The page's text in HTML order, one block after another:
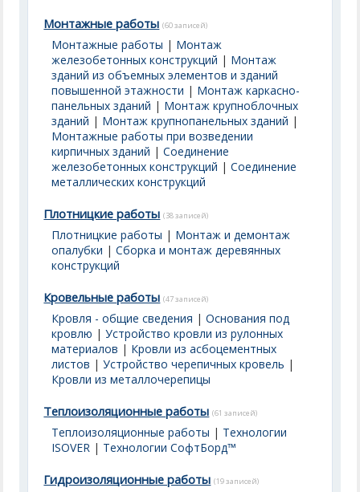
Монтажные работы (60 записей)
Монтажные работы | Монтаж
железобетонных конструкций | Монтаж
зданий из объемных элементов и зданий
повышенной этажности | Монтаж каркасно-
панельных зданий | Монтаж крупноблочных
зданий | Монтаж крупнопанельных зданий |
Монтажные работы при возведении
кирпичных зданий |Соединение
железобетонных конструкций |Соединение
металлических конструкций
Плотницкие работы (38 записей)
Плотницкие работы | Монтаж и демонтаж
опалубки |Сборка и монтаж деревянных
конструкций
Кровельные работы (47 записей)
Кровля - общие сведения |Основания под
кровлю |Устройство кровли из рулонных
материалов | Кровли из асбоцементных
листов |Устройство черепичных кровель |
Кровли из металлочерепицы
Теплоизоляционные работы (61 записей)
Теплоизоляционные работы | Технологии
ISOVER | Технологии СофтБорд™
Гидроизоляционные работы (19 записей)